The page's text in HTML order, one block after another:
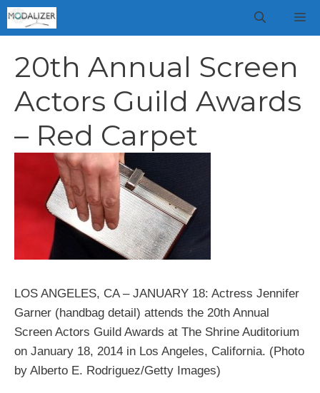
Vai
al
20th Annual Screen
Actors Guild Awards
– Red Carpet
LOS ANGELES, CA – JANUARY 18: Actress Jennifer
Garner (handbag detail) attends the 20th Annual
Screen Actors Guild Awards at The Shrine Auditorium
on January 18, 2014 in Los Angeles, California. (Photo
by Alberto E. Rodriguez/Getty Images)